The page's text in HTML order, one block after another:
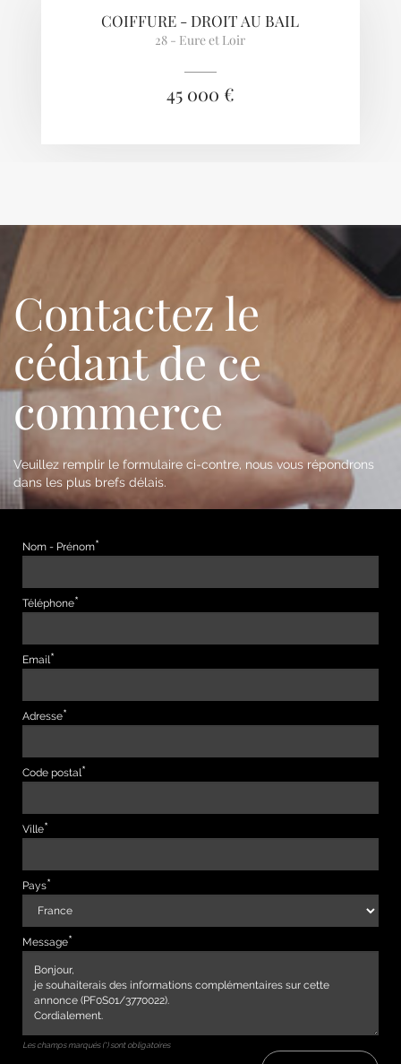
COIFFURE - DROIT AU BAIL
28 - Eure et Loir
45 000 €
Contactez le
cédant de ce
commerce
Veuillez remplir le formulaire ci-contre, nous vous répondrons
dans les plus brefs délais.
Nom - Prénom
Téléphone
Email
Adresse
Code postal
Ville
Pays
Message
Les champs marqués (*) sont obligatoires